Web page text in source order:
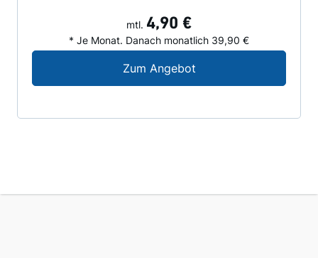
mtl. 4,90 €
* Je Monat. Danach monatlich 39,90 €
Zum AngebotDigital-Angebot für